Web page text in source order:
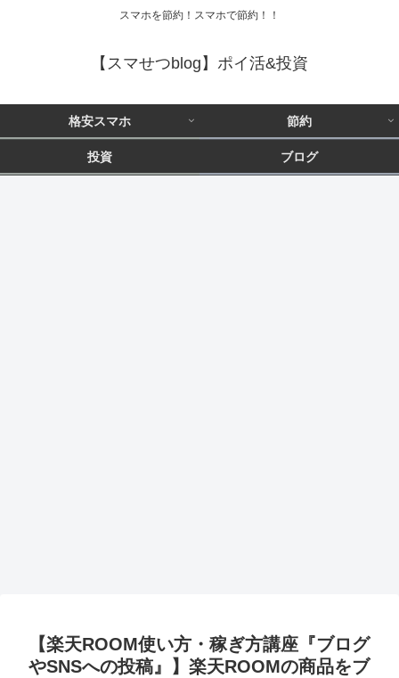
スマホを節約！スマホで節約！！
【スマせつblog】ポイ活&投資
格安スマホ 節約
投資 ブログ
【楽天ROOM使い方・稼ぎ方講座『ブログ
やSNSへの投稿』】楽天ROOMの商品をブ